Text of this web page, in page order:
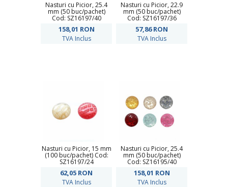
Nasturi cu Picior, 25.4
mm (50 buc/pachet)
Cod: SZ16197/40
158,01 RON
TVA Inclus
Nasturi cu Picior, 22.9
mm (50 buc/pachet)
Cod: SZ16197/36
57,86RON
TVA Inclus
Nasturi cu Picior, 15 mm
(100 buc/pachet) Cod:
SZ16197/24
62,05 RON
TVA Inclus
Nasturi cu Picior, 25.4
mm (50 buc/pachet)
Cod: SZ16195/40
158,01 RON
TVA Inclus